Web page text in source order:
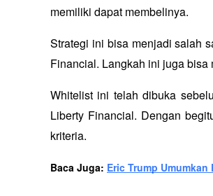
memiliki dapat membelinya.
Strategi ini bisa menjadi salah
Financial. Langkah ini juga bisa
Whitelist ini telah dibuka
Liberty Financial. Dengan
kriteria.
Baca Juga: Eric Trump